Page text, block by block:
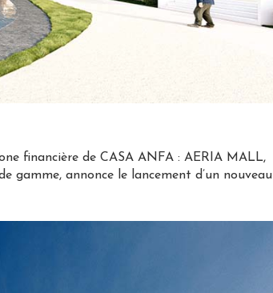
financière de CASA ANFA : AERIA MALL,
gamme, annonce le lancement d’un nouveau